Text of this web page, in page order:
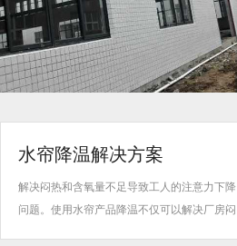
水帘降温解决方案
解决闷热和含氧量不足导致工人的注意力下降
问题。使用水帘产品降温不仅可以解决厂房闷